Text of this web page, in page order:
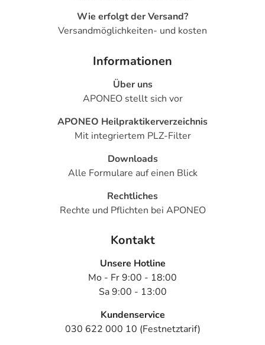
Wie erfolgt der Versand?
Versandmöglichkeiten- und kosten
Informationen
Über uns
APONEO stellt sich vor
APONEO Heilpraktikerverzeichnis
Mit integriertem PLZ-Filter
Downloads
Alle Formulare auf einen Blick
Rechtliches
Rechte und Pflichten bei APONEO
Kontakt
Unsere Hotline
Mo - Fr 9:00 - 18:00
Sa 9:00 - 13:00
Kundenservice
030 622 000 10 (Festnetztarif)